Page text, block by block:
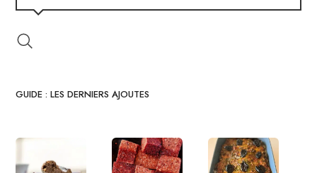
GUIDE : LES DERNIERS AJOUTES